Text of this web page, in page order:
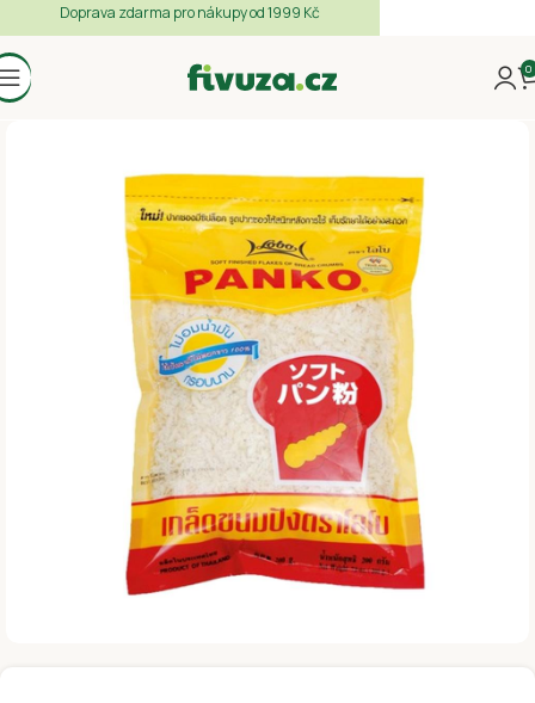
0
Doprava zdarma pro nákupy od 1999 Kč